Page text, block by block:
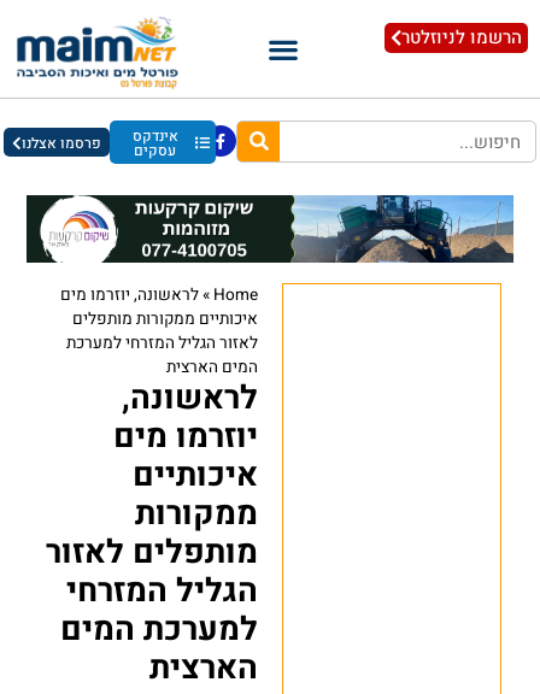
הרשמו לניוזלטר
אינדקס
עסקים פרסמו אצלנו
Home
»לראשונה, יוזרמו מים
איכותיים ממקורות מותפלים
לאזור הגליל המזרחי למערכת
המים הארצית
לראשונה,
יוזרמו מים
איכותיים
ממקורות
מותפלים לאזור
הגליל המזרחי
למערכת המים
הארצית